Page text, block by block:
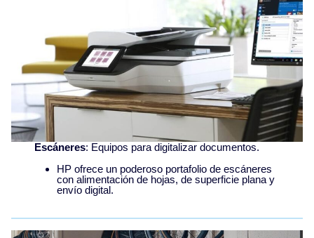
Escáneres: Equipos para digitalizar documentos.
HP ofrece un poderoso portafolio de escáneres
con alimentación de hojas, de superficie plana y
envío digital.